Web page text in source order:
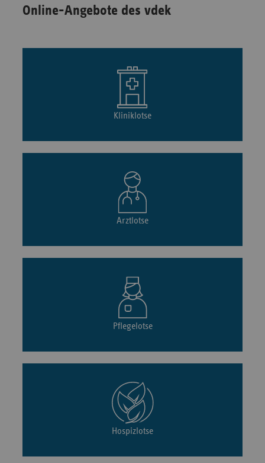
Online-Angebote des vdek
Kliniklotse
Arztlotse
Pflegelotse
Hospizlotse